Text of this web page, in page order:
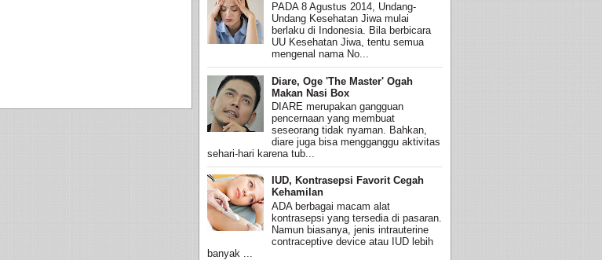
PADA 8 Agustus 2014, Undang-
Undang Kesehatan Jiwa mulai
berlaku di Indonesia. Bila berbicara
UU Kesehatan Jiwa, tentu semua
mengenal nama No...
Diare, Oge 'The Master' Ogah
Makan Nasi Box
DIARE merupakan gangguan
pencernaan yang membuat
seseorang tidak nyaman. Bahkan,
diare juga bisa mengganggu aktivitas
sehari-hari karena tub...
IUD, Kontrasepsi Favorit Cegah
Kehamilan
ADA berbagai macam alat
kontrasepsi yang tersedia di pasaran.
Namun biasanya, jenis intrauterine
contraceptive device atau IUD lebih
banyak ...